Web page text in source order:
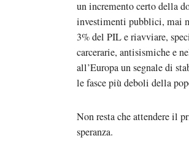
un incremento certo della
investimenti pubblici, mai
3% del PIL e riavviare,
carcerarie, antisismiche e
all’Europa un segnale di
le fasce più deboli della
Non resta che attendere il
speranza.